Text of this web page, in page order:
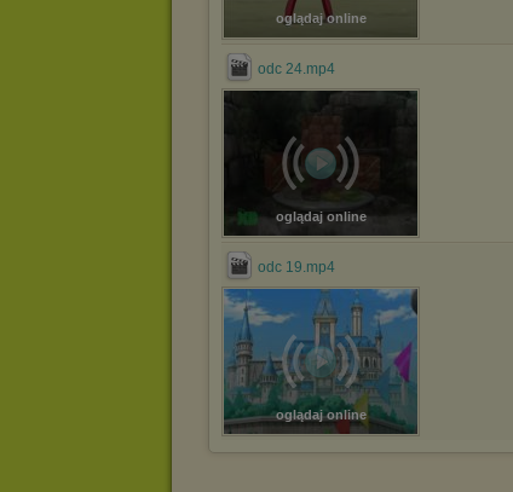
oglądaj online
odc 24.mp4
oglądaj online
odc 19.mp4
oglądaj online